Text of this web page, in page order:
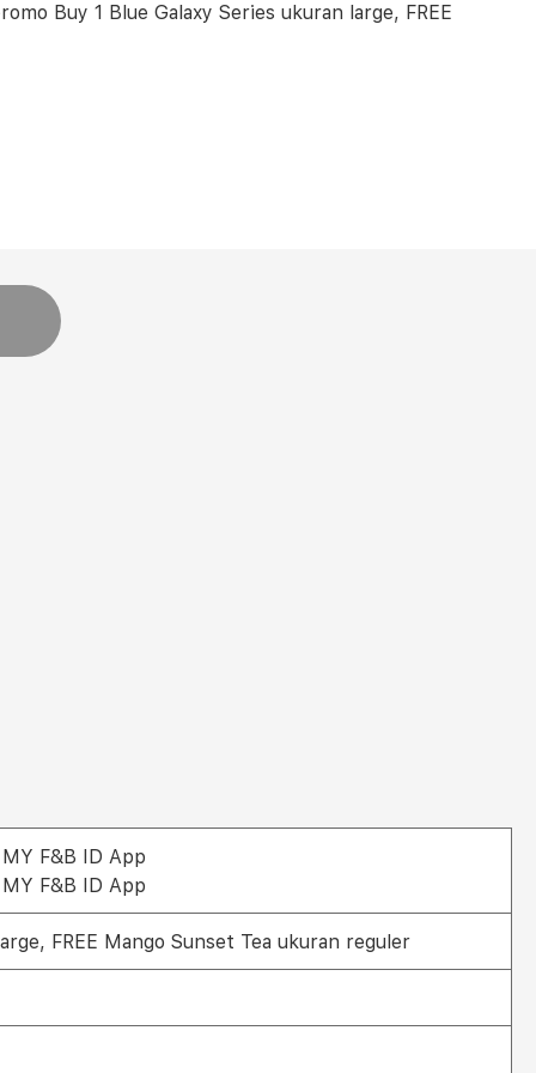
Buy 1 Blue Galaxy Series ukuran large, FREE
F&B ID App
F&B ID App
FREE Mango Sunset Tea ukuran reguler